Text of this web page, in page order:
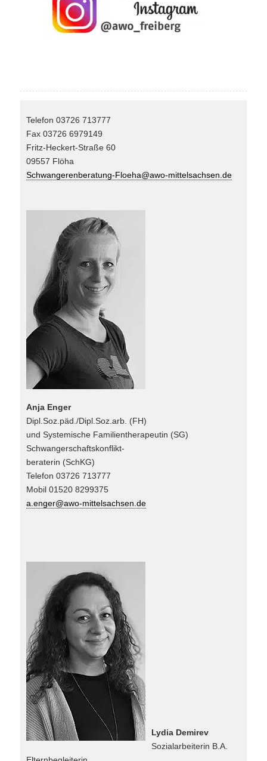
Telefon 03726 713777
Fax 03726 6979149
Fritz-Heckert-Straße 60
09557 Flöha
Schwangerenberatung-Floeha@awo-mittelsachsen.de
Anja Enger
Dipl.Soz.päd./Dipl.Soz.arb. (FH)
und Systemische Familientherapeutin (SG)
Schwangerschaftskonflikt-
beraterin (SchKG)
Telefon 03726 713777
Mobil 01520 8299375
a.enger@awo-mittelsachsen.de
Lydia Demirev
Sozialarbeiterin B.A.